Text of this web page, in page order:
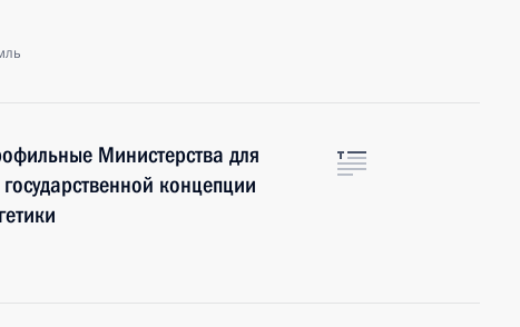
Министерства для
концепции